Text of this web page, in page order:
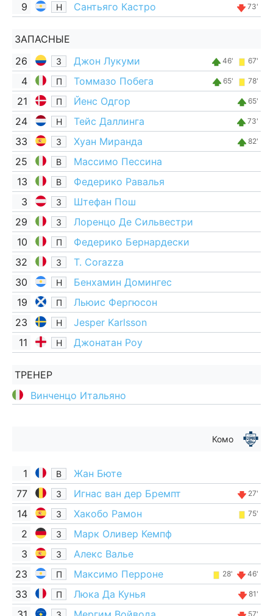
9 Н Сантьяго Кастро 73'
ЗАПАСНЫЕ
26
З Джон Лукуми 46' 67'
4 П Томмазо Побега 65' 78'
21 П Йенс Одгор 65'
24 Н Тейс Даллинга 73'
33 З Хуан Миранда 82'
25 В
Массимо Пессина
13
В
Федерико Равалья
3
З
Штефан Пош
29
З
Лоренцо Де Сильвестри
10
П
Федерико Бернардески
32
З
T. Corazza
30
Н
Бенхамин Домингес
19
П
Льюис Фергюсон
23
Н
Jesper Karlsson
11
Н Джонатан Роу
ТРЕНЕР
Винченцо Итальяно
Комо
1 В
Жан Бюте
77
З Игнас ван дер Бремпт 27'
14 З Хакобо Рамон 75'
2 З
Марк Оливер Кемпф
3
З
Алекс Валье
23
П Максимо Перроне 28' 46'
33 П Люка Да Кунья 81'
57'